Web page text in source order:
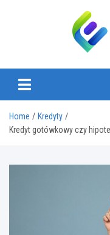
Home
Kredyty
Kredyt gotówkowy czy